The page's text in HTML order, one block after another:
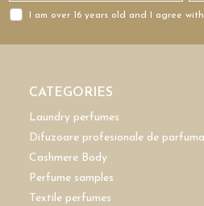
I am over 16 years old and I agree
CATEGORIES
Laundry perfumes
Difuzoare profesionale de
Cashmere Body
Perfume samples
Textile perfumes